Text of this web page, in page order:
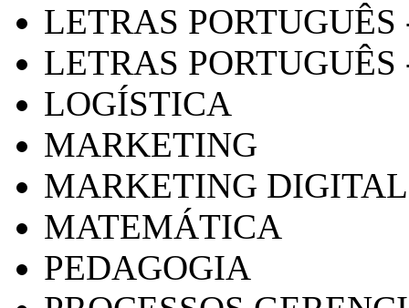
LETRAS
LETRAS PORTUGUÊS
LOGÍSTICA
MARKETING
MARKETING DIGITAL
MATEMÁTICA
PEDAGOGIA